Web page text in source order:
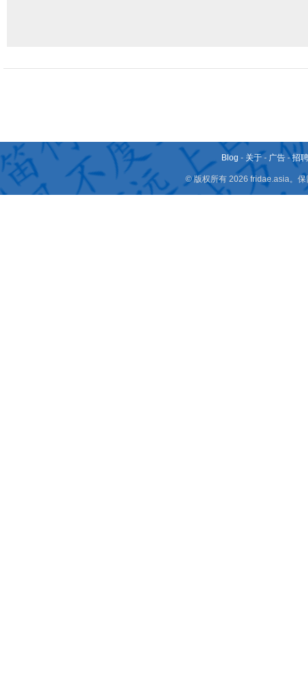
Blog - 关于 - 广告 -招
© 版权所有 2026 fridae.asia。